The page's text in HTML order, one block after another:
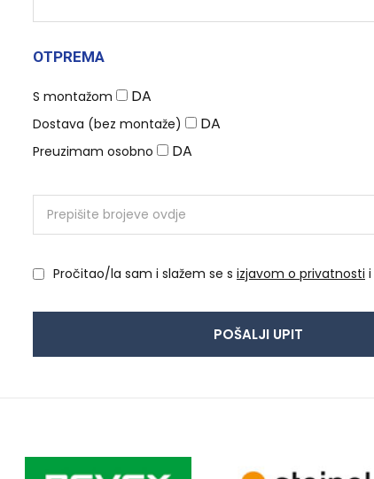
OTPREMA
S montažom DA
Dostava (bez montaže) DA
Preuzimam osobno DA
Pročitao/la sam i slažem se s izjavom o privatnosti i